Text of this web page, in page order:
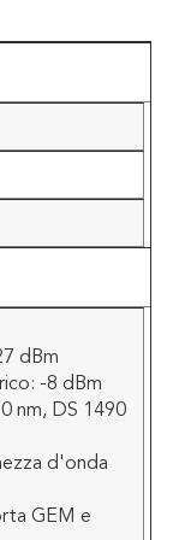
dBm
-8 dBm
nm, DS 1490
d'onda
GEM e